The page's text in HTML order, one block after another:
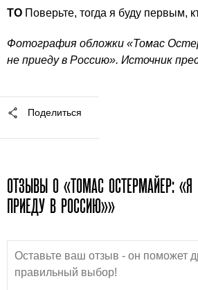
ТО Поверьте, тогда я буду первым,
Фотография обложки «Томас
не приеду в Россию». Источник
Поделиться
ОТЗЫВЫ О «ТОМАС ОСТЕРМАЙЕР:
ПРИЕДУ В РОССИЮ»»